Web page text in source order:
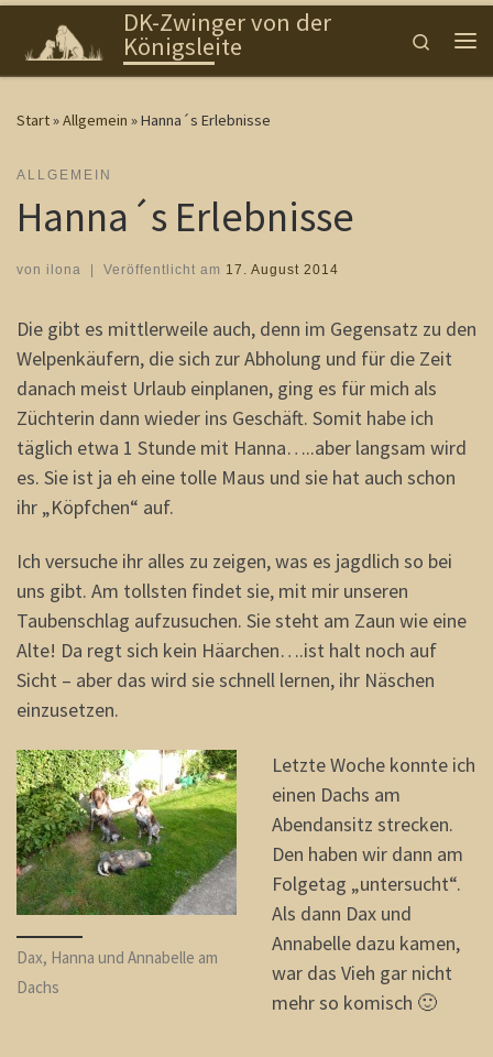
Zum Inhalt springenDK-Zwinger von der
Königsleite
Search
Start»Allgemein »Hanna´s Erlebnisse
ALLGEMEIN
Hanna´s Erlebnisse
von ilona Veröffentlicht am 17. August 2014
Die gibt es mittlerweile auch, denn im Gegensatz zu den
Welpenkäufern, die sich zur Abholung und für die Zeit
danach meist Urlaub einplanen, ging es für mich als
Züchterin dann wieder ins Geschäft. Somit habe ich
täglich etwa 1 Stunde mit Hanna…..aber langsam wird
es. Sie ist ja eh eine tolle Maus und sie hat auch schon
ihr „Köpfchen“ auf.
Ich versuche ihr alles zu zeigen, was es jagdlich so bei
uns gibt. Am tollsten findet sie, mit mir unseren
Taubenschlag aufzusuchen. Sie steht am Zaun wie eine
Alte! Da regt sich kein Häarchen….ist halt noch auf
Sicht – aber das wird sie schnell lernen, ihr Näschen
einzusetzen.
Dax, Hanna und Annabelle am
Dachs
Letzte Woche konnte ich
einen Dachs am
Abendansitz strecken.
Den haben wir dann am
Folgetag „untersucht“.
Als dann Dax und
Annabelle dazu kamen,
war das Vieh gar nicht
mehr so komisch 🙂